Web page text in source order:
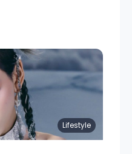
Lifestyle